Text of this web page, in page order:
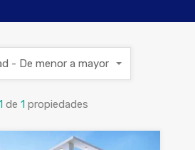
de 1 propiedades
- De menor a mayor